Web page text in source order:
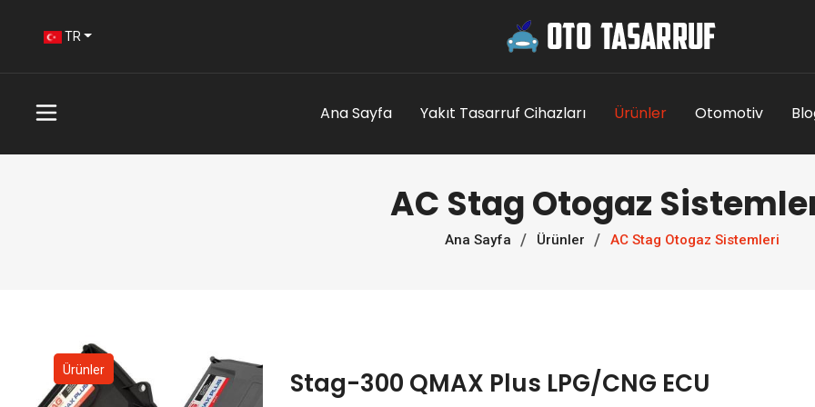
TR
Ana Sayfa Yakıt Tasarruf Cihazları Ürünler Otomotiv
AC Stag Otogaz
Ana Sayfa Ürünler AC Stag Otogaz Sistemleri
Ürünler Stag-300 QMAX Plus LPG/CNG ECU